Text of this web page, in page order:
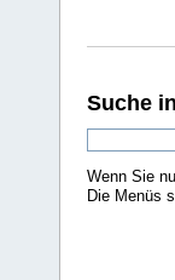
Suche
Wenn Sie
Die Menüs